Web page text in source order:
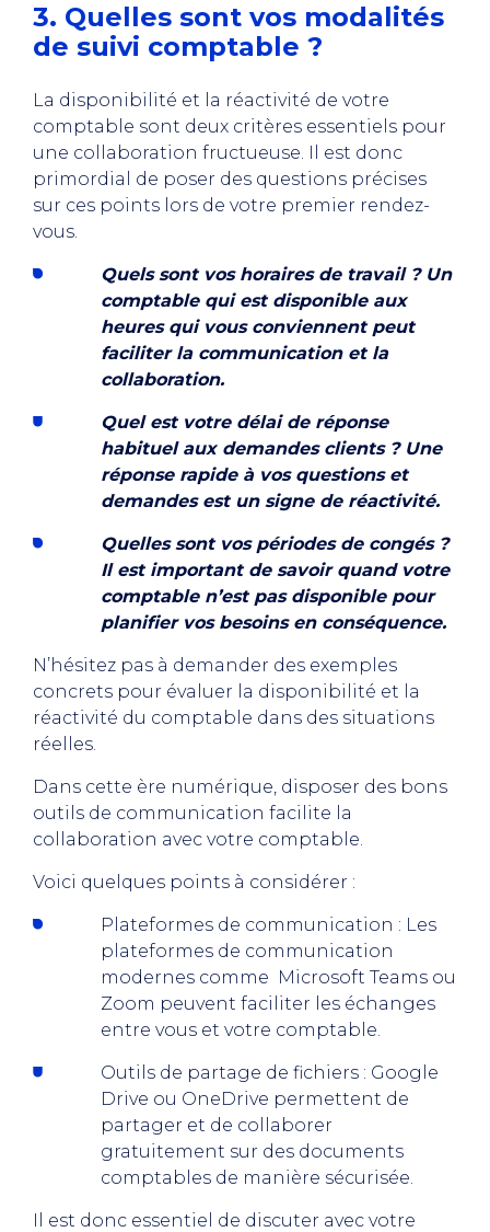
3. Quelles sont vos modalités
de suivi comptable ?
La disponibilité et la réactivité de votre
comptable sont deux critères essentiels pour
une collaboration fructueuse. Il est donc
primordial de poser des questions précises
sur ces points lors de votre premier rendez-
vous.
Quels sont vos horaires de travail ? Un
comptable qui est disponible aux
heures qui vous conviennent peut
faciliter la communication et la
collaboration.
Quel est votre délai de réponse
habituel aux demandes clients ? Une
réponse rapide à vos questions et
demandes est un signe de réactivité.
Quelles sont vos périodes de congés ?
Il est important de savoir quand votre
comptable n’est pas disponible pour
planifier vos besoins en conséquence.
N’hésitez pas à demander des exemples
concrets pour évaluer la disponibilité et la
réactivité du comptable dans des situations
réelles.
Dans cette ère numérique, disposer des bons
outils de communication facilite la
collaboration avec votre comptable.
Voici quelques points à considérer :
Plateformes de communication : Les
plateformes de communication
modernes comme Microsoft Teams ou
Zoom peuvent faciliter les échanges
entre vous et votre comptable.
Outils de partage de fichiers : Google
Drive ou OneDrive permettent de
partager et de collaborer
gratuitement sur des documents
comptables de manière sécurisée.
Il est donc essentiel de discuter avec votre